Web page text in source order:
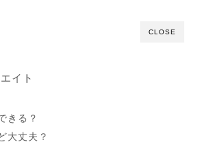
CLOSE
イト
きる？
大丈夫？